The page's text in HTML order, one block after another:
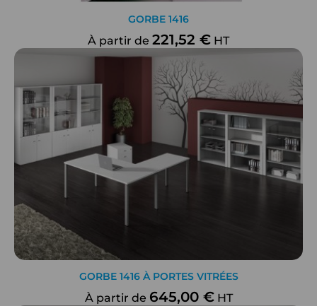
GORBE 1416
À partir de 221,52 € HT
GORBE 1416 À PORTES VITRÉES
À partir de 645,00 €HT